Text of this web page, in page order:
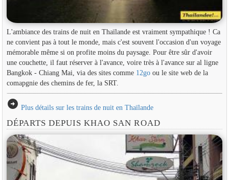
L'ambiance des trains de nuit en Thaïlande est vraiment sympathique ! Ca
ne convient pas à tout le monde, mais c'est souvent l'occasion d'un voyage
mémorable même si on profite moins du paysage. Pour être sûr d'avoir
une couchette, il faut réserver à l'avance, voire très à l'avance sur al ligne
Bangkok - Chiang Mai, via des sites comme 12goou le site web de la
comapgnie des chemins de fer, la SRT.
arrow_circle_right Plus détails sur les trains de nuit en Thaïlande
DÉPARTS DEPUIS KHAO SAN ROAD